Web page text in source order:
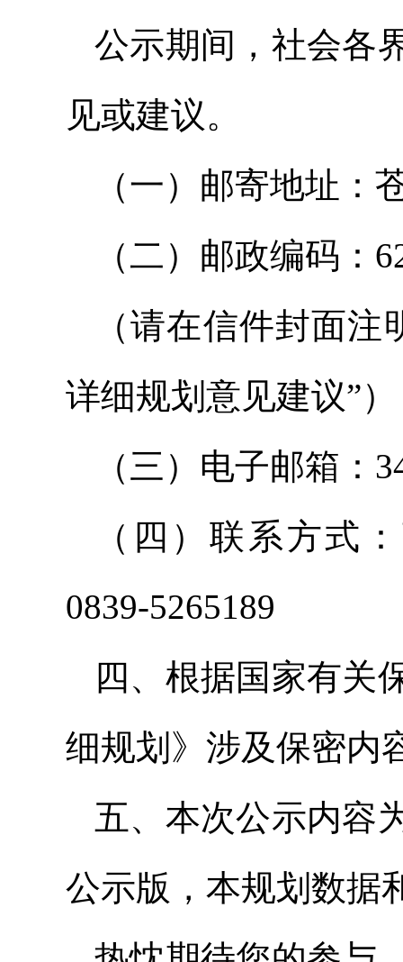
公示期间，社会各
见或建议。
（一）邮寄地址：
（二）邮政编码：
（请在信件封面
详细规划意见建议”）
（三）电子邮箱：
（四）联系方式
0839-5265189
四、根据国家有关
细规划》涉及保密内
五、本次公示内容
公示版，本规划数据